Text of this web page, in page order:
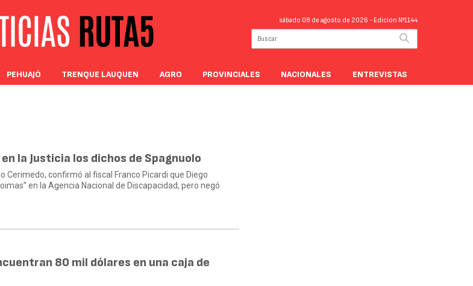
sábado 08 de agosto de 2026 - Edición Nº1144
PEHUAJÓ TRENQUE LAUQUEN AGRO PROVINCIALES NACIONALES ENTREVISTAS
la Justicia los dichos de Spagnuolo
Cerimedo, confirmó al fiscal Franco Picardi que Diego
en la Agencia Nacional de Discapacidad, pero negó
80 mil dólares en una caja de